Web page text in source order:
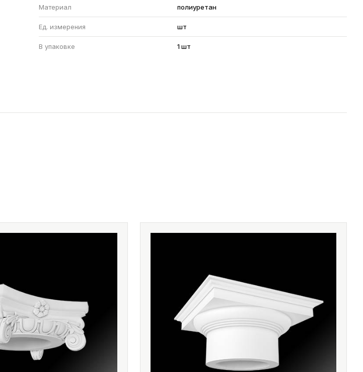
Материал полиуретан
Ед. измерения шт
В упаковке 1 шт